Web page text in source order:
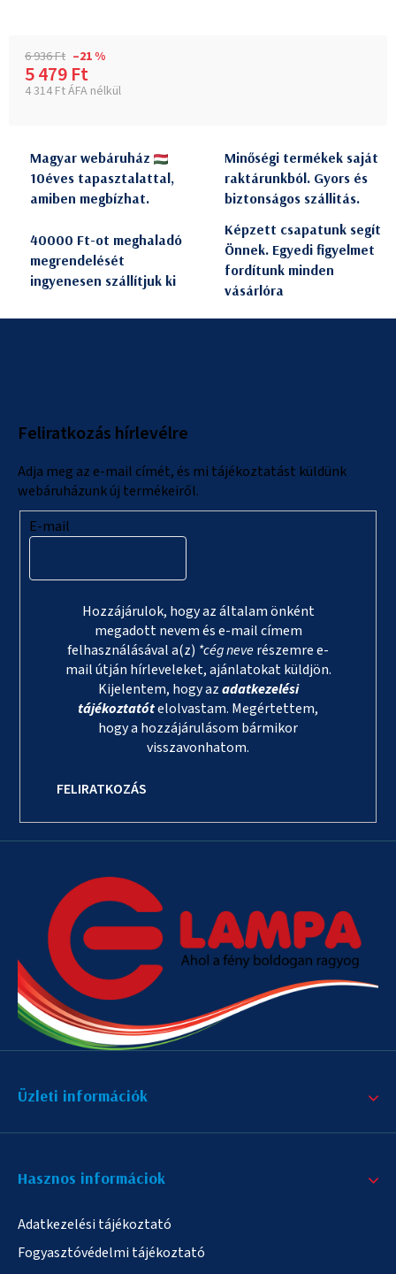
6 936 Ft –21 %
5 479 Ft
4 314 Ft ÁFA nélkül
Magyar webáruház
10éves tapasztalattal,
amiben megbízhat.
Minőségi termékek saját
raktárunkból. Gyors és
biztonságos szállitás.
40000 Ft-ot meghaladó
megrendelését
ingyenesen szállítjuk ki
Képzett csapatunk segít
Önnek. Egyedi figyelmet
fordítunk minden
vásárlóra
Feliratkozás hírlevélre
Adja meg az e-mail címét, és mi tájékoztatást küldünk
webáruházunk új termékeiről.
E-mail
Hozzájárulok, hogy az általam önként
megadott nevem és e-mail címem
felhasználásával a(z) *cég neverészemre e-
mail útján hírleveleket, ajánlatokat küldjön.
Kijelentem, hogy azadatkezelési
tájékoztatótelolvastam. Megértettem,
hogy a hozzájárulásom bármikor
visszavonhatom.
FELIRATKOZÁS
Üzleti információk
Hasznos informáciok
Adatkezelési tájékoztató
Fogyasztóvédelmi tájékoztató